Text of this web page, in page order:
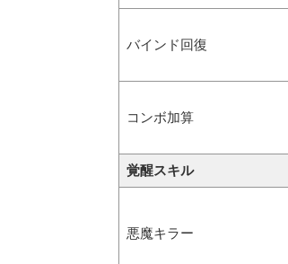
バインド回復
コンボ加算
覚醒スキル
悪魔キラー